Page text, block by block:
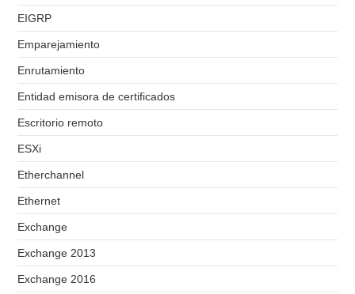
EIGRP
Emparejamiento
Enrutamiento
Entidad emisora de certificados
Escritorio remoto
ESXi
Etherchannel
Ethernet
Exchange
Exchange 2013
Exchange 2016